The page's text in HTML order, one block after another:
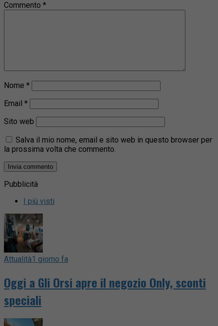
Commento *
Nome *
Email *
Sito web
Salva il mio nome, email e sito web in questo browser per
la prossima volta che commento.
Pubblicità
I più visti
Attualità1 giorno fa
Oggi a Gli Orsi apre il negozio Only, sconti
speciali